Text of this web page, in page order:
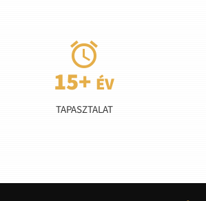

TAPASZTALAT